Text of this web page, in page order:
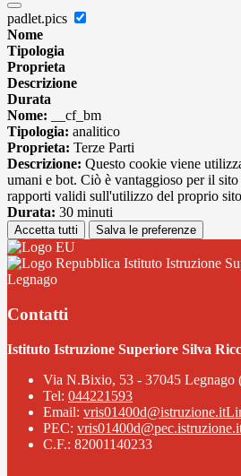
padlet.pics
Nome
Tipologia
Proprieta
Descrizione
Durata
Nome: __cf_bm
Tipologia: analitico
Proprieta: Terze Parti
Descrizione: Questo cookie viene
umani e bot. Ciò è vantaggioso per il
rapporti validi sull'utilizzo del proprio
Durata: 30 minuti
Accetta tutti Salva le preferenze
Istituto Istruzione
Legnago
Contatti
Istituto Istruzione Superiore Silva
Via N.Bixio, 53 - 37045 Legnago
Tel: 044221593
Email: vris01400d@istruzione.it
PEC:
C.F.: 82001140233